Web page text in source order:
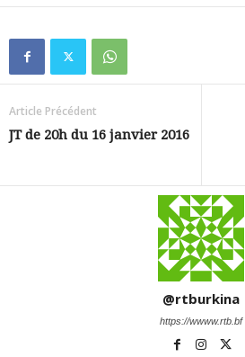
Article Précédent
JT de 20h du 16 janvier 2016
@rtburkina
https://wwww.rtb.bf